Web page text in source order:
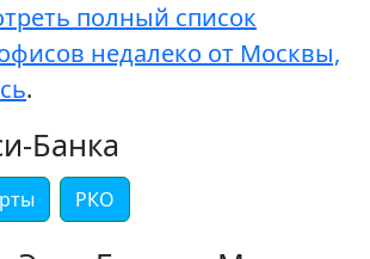
полный список
недалеко от Москвы,
.
Банка
РКО